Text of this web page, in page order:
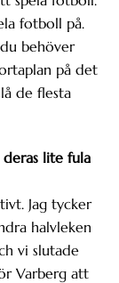
fotboll på.
behöver
på det
de flesta
lite fula
Jag tycker
halvleken
vi slutade
Varberg att